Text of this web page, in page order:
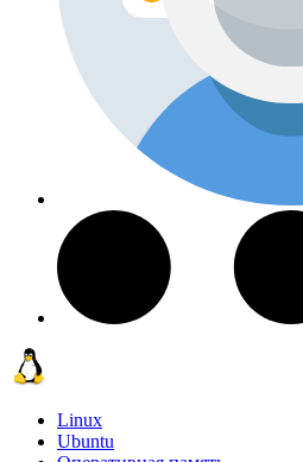
Linux
Ubuntu